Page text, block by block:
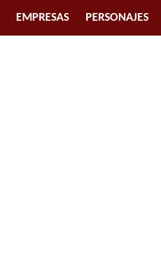
EMPRESAS PERSONAJES